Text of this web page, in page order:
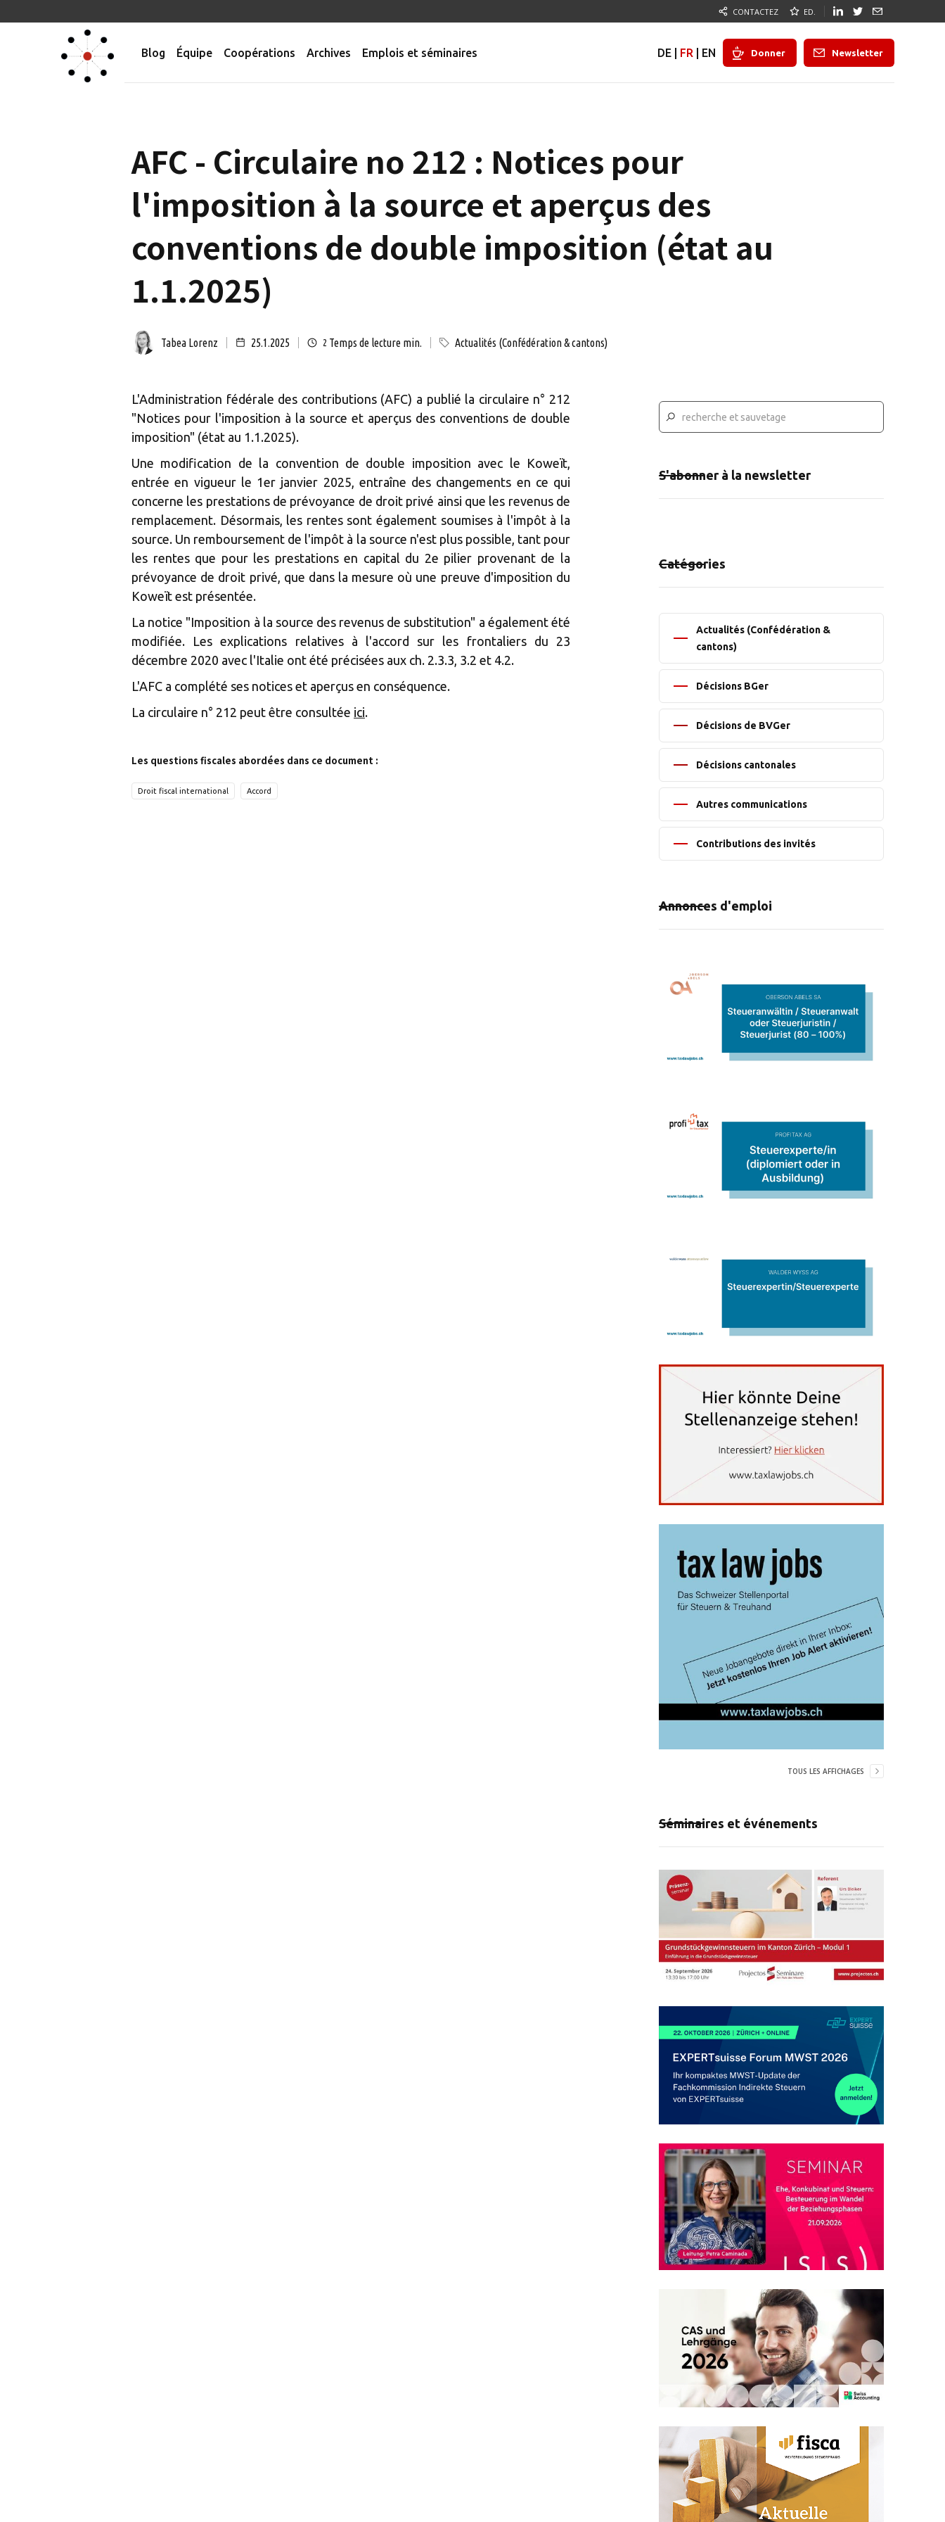
CONTACTEZ ED.
Blog Équipe Coopérations Archives Emplois et séminaires DE FR EN Donner Newsletter
AFC - Circulaire no 212 : Notices pour
l'imposition à la source et aperçus des
conventions de double imposition (état au
1.1.2025)
Tabea Lorenz 25.1.2025 2 Temps de lecture min. Actualités (Confédération & cantons)
L'Administration fédérale des contributions (AFC) a publié la circulaire n° 212
"Notices pour l'imposition à la source et aperçus des conventions de double
imposition" (état au 1.1.2025).
Une modification de la convention de double imposition avec le Koweït,
entrée en vigueur le 1er janvier 2025, entraîne des changements en ce qui
concerne les prestations de prévoyance de droit privé ainsi que les revenus de
remplacement. Désormais, les rentes sont également soumises à l'impôt à la
source. Un remboursement de l'impôt à la source n'est plus possible, tant pour
les rentes que pour les prestations en capital du 2e pilier provenant de la
prévoyance de droit privé, que dans la mesure où une preuve d'imposition du
Koweït est présentée.
La notice "Imposition à la source des revenus de substitution" a également été
modifiée. Les explications relatives à l'accord sur les frontaliers du 23
décembre 2020 avec l'Italie ont été précisées aux ch. 2.3.3, 3.2 et 4.2.
L'AFC a complété ses notices et aperçus en conséquence.
La circulaire n° 212 peut être consultée ici.
Les questions fiscales abordées dans ce document :
Droit fiscal international Accord
S'abonner à la newsletter
Catégories
Actualités (Confédération &
cantons)
Décisions BGer
Décisions de BVGer
Décisions cantonales
Autres communications
Contributions des invités
Annonces d'emploi
TOUS LES AFFICHAGES
Séminaires et événements